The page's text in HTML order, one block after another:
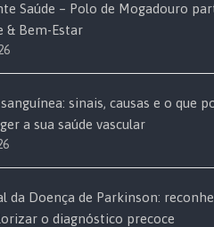
Saúde – Polo de Mogadouro
& Bem-Estar
sinais, causas e o que
a sua saúde vascular
da Doença de Parkinson:
o diagnóstico precoce